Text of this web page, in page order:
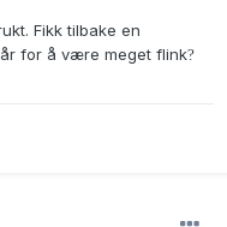
Fikk tilbake en
for å være meget flink?